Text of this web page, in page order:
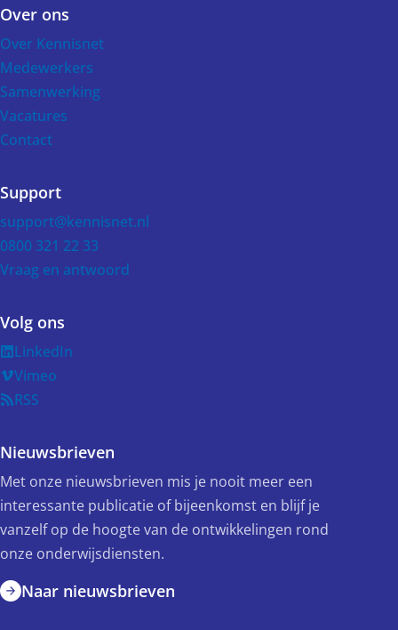
Over ons
Over Kennisnet
Medewerkers
Samenwerking
Vacatures
Contact
Support
support@kennisnet.nl
0800 321 22 33
Vraag en antwoord
Volg ons
LinkedIn
Vimeo
RSS
Nieuwsbrieven
Met onze nieuwsbrieven mis je nooit meer een
interessante publicatie of bijeenkomst en blijf je
vanzelf op de hoogte van de ontwikkelingen rond
onze onderwijsdiensten.
Naar nieuwsbrieven